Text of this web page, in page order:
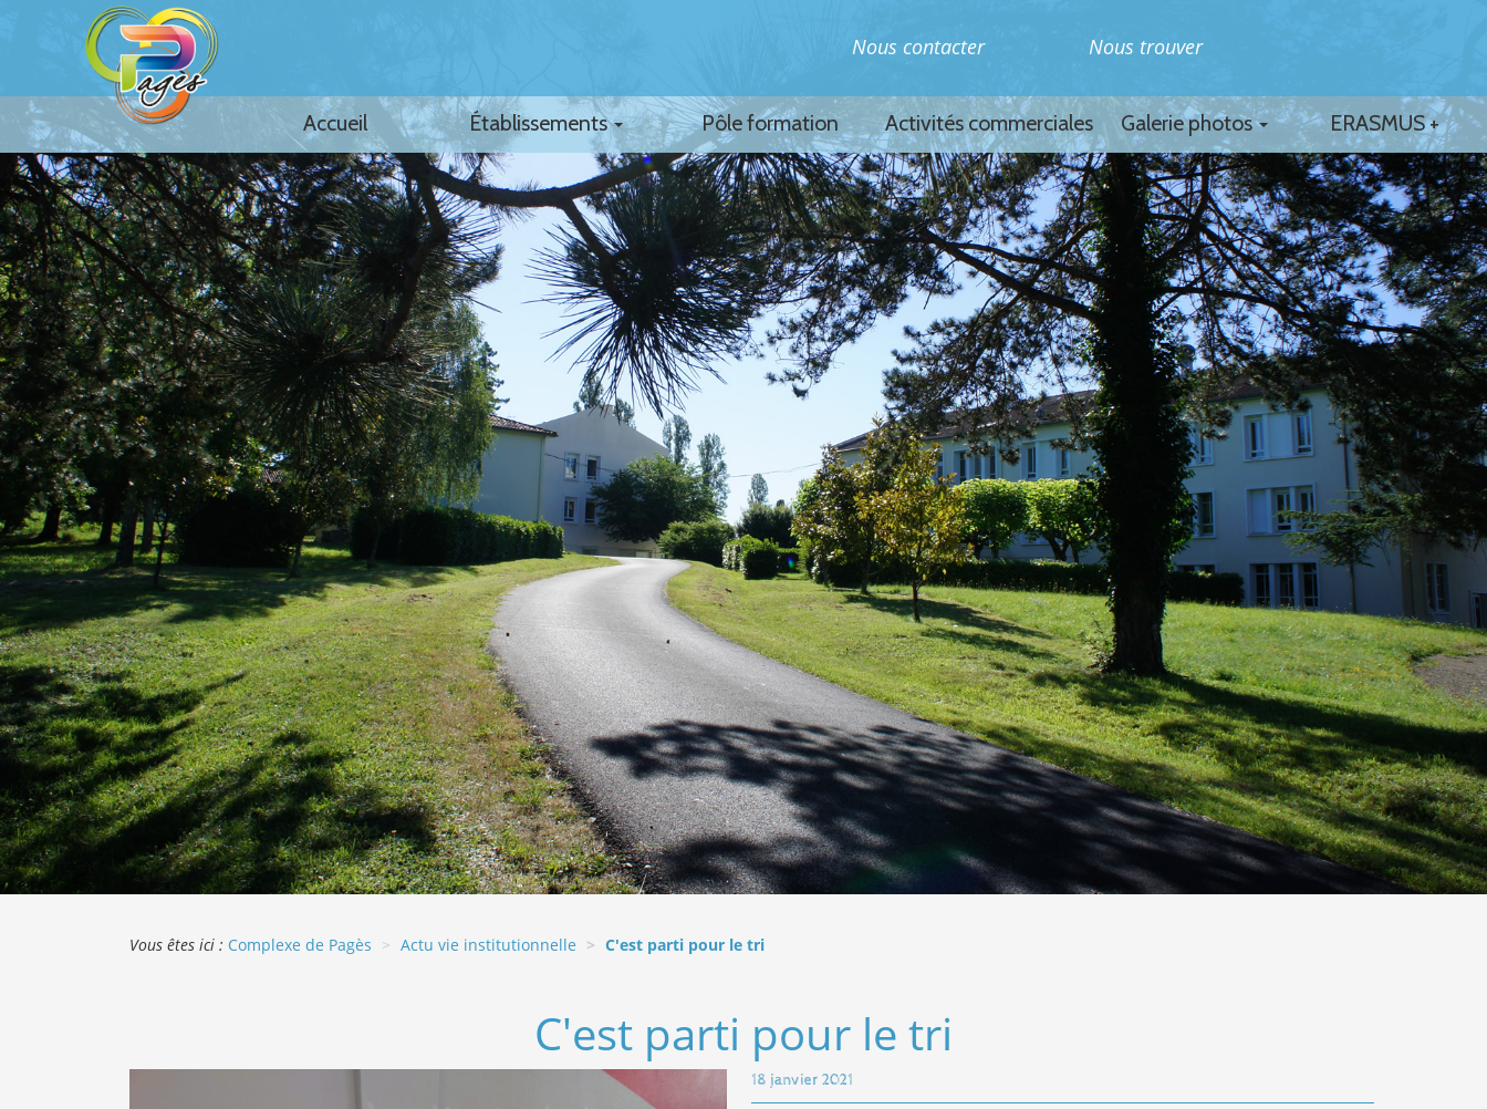
Nous contacter Nous trouver
Accueil Établissements Pôle formation Activités commerciales Galerie photos ERASMUS +
Vous êtes ici : Complexe de Pagès Actu vie institutionnelle C'est parti pour le tri
C'est parti pour le tri
18 janvier 2021